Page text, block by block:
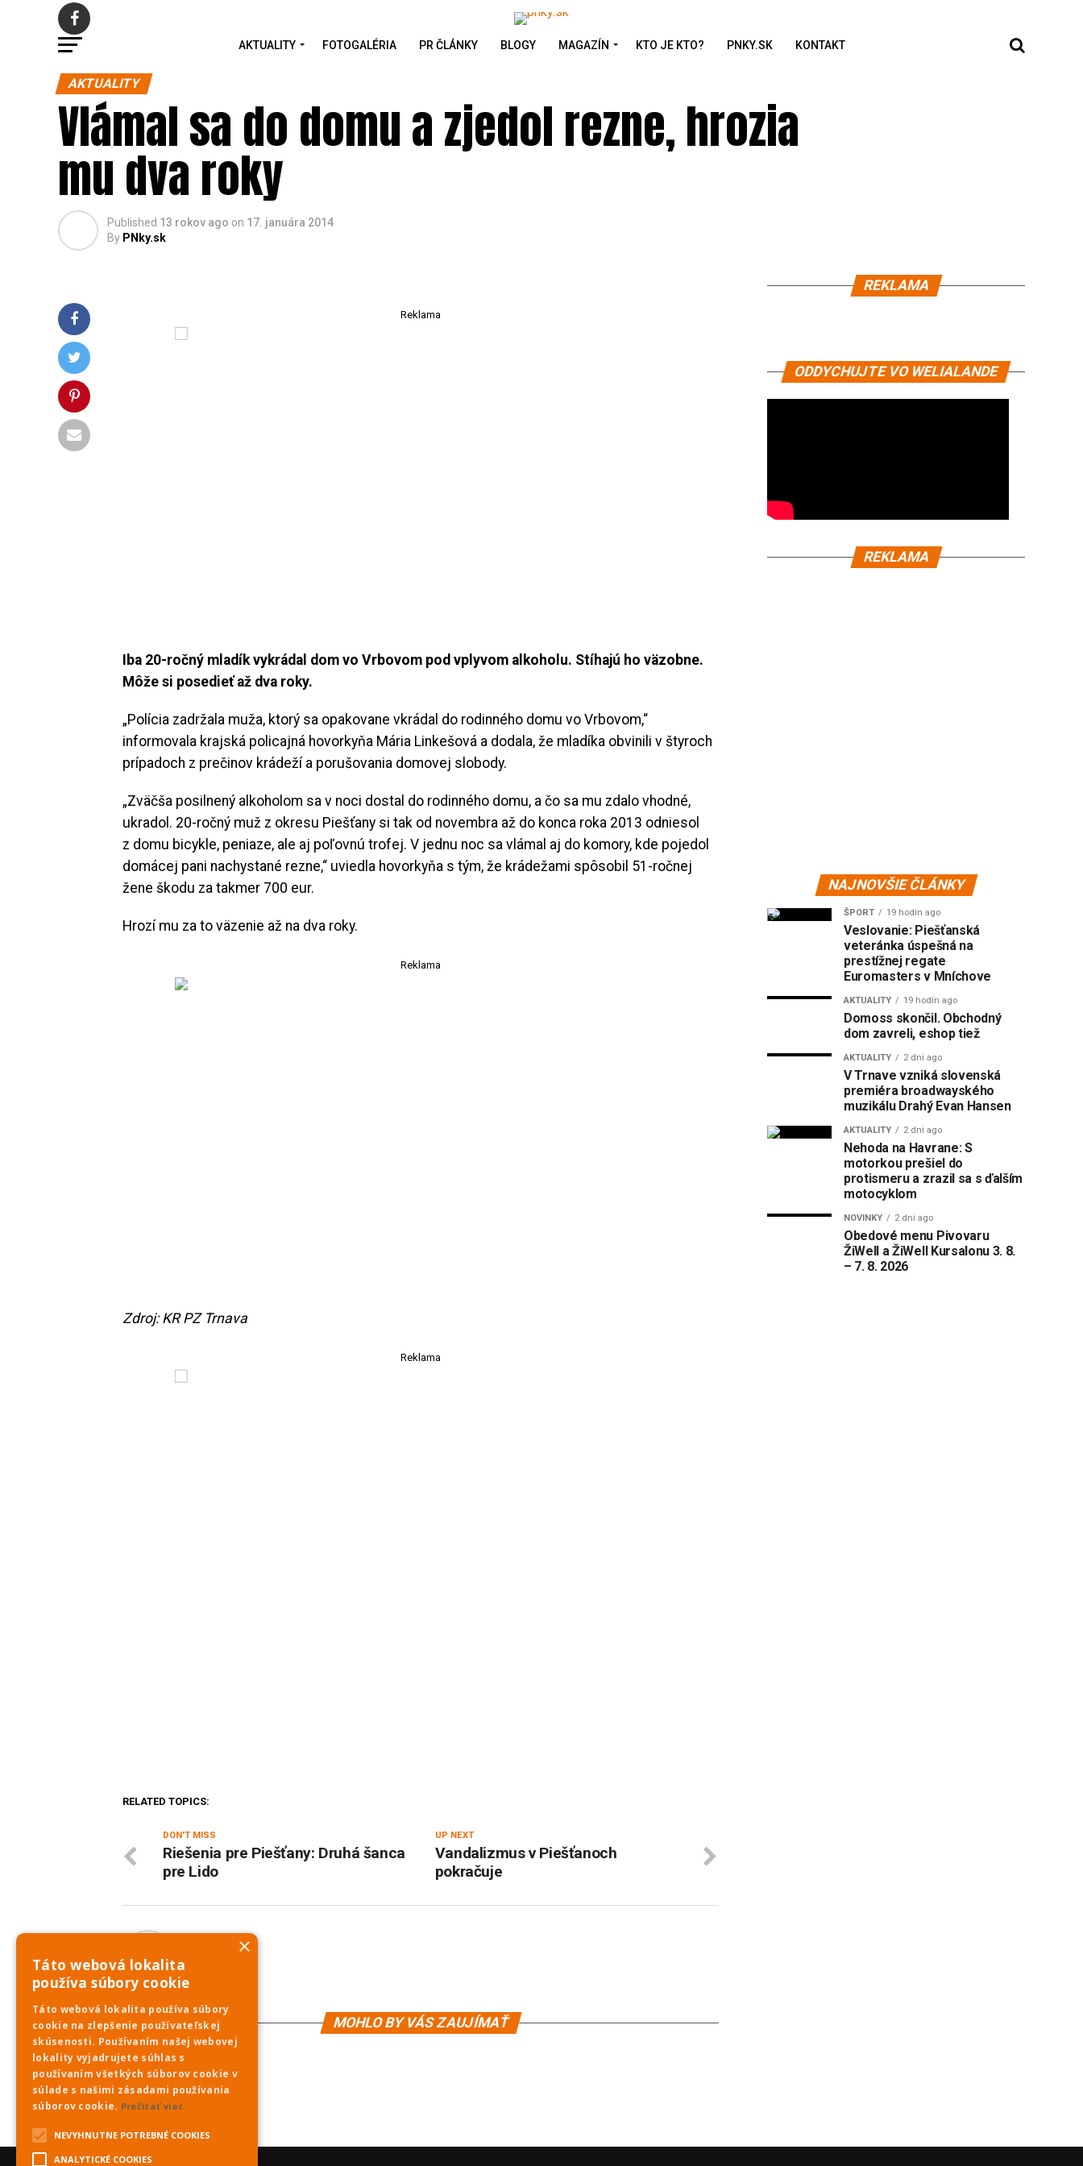
AKTUALITY FOTOGALÉRIA PR ČLÁNKY BLOGY MAGAZÍN KTO JE KTO? PNKY.SK KONTAKT
AKTUALITY
Vlámal sa do domu a zjedol rezne, hrozia
mu dva roky
Published 13 rokov ago on 17. januára 2014
By PNky.sk
Reklama
Iba 20-ročný mladík vykrádal dom vo Vrbovom pod vplyvom alkoholu. Stíhajú ho väzobne.
Môže si posedieť až dva roky.
„Polícia zadržala muža, ktorý sa opakovane vkrádal do rodinného domu vo Vrbovom,“
informovala krajská policajná hovorkyňa Mária Linkešová a dodala, že mladíka obvinili v štyroch
prípadoch z prečinov krádeží a porušovania domovej slobody.
„Zväčša posilnený alkoholom sa v noci dostal do rodinného domu, a čo sa mu zdalo vhodné,
ukradol. 20-ročný muž z okresu Piešťany si tak od novembra až do konca roka 2013 odniesol
z domu bicykle, peniaze, ale aj poľovnú trofej. V jednu noc sa vlámal aj do komory, kde pojedol
domácej pani nachystané rezne,“ uviedla hovorkyňa s tým, že krádežami spôsobil 51-ročnej
žene škodu za takmer 700 eur.
Hrozí mu za to väzenie až na dva roky.
Reklama
Zdroj: KR PZ Trnava
Reklama
RELATED TOPICS:
UP NEXT
Vandalizmus v Piešťanoch
pokračuje
DON'T MISS
Riešenia pre Piešťany: Druhá šanca
pre Lido
MOHLO BY VÁS ZAUJÍMAŤ
REKLAMA
ODDYCHUJTE VO WELIALANDE
REKLAMA
NAJNOVŠIE ČLÁNKY
ŠPORT 19 hodín ago
Veslovanie: Piešťanská
veteránka úspešná na
prestížnej regate
Euromasters v Mníchove
AKTUALITY 19 hodín ago
Domoss skončil. Obchodný
dom zavreli, eshop tiež
AKTUALITY 2 dni ago
V Trnave vzniká slovenská
premiéra broadwayského
muzikálu Drahý Evan Hansen
AKTUALITY 2 dni ago
Nehoda na Havrane: S
motorkou prešiel do
protismeru a zrazil sa s ďalším
motocyklom
NOVINKY 2 dni ago
Obedové menu Pivovaru
ŽiWell a ŽiWell Kursalonu 3. 8.
– 7. 8. 2026
×
Táto webová lokalita
používa súbory cookie
Táto webová lokalita používa súbory
cookie na zlepšenie používateľskej
skúsenosti. Používaním našej webovej
lokality vyjadrujete súhlas s
používaním všetkých súborov cookie v
súlade s našimi zásadami používania
súborov cookie. Prečítať viac
NEVYHNUTNE POTREBNÉ COOKIES
ANALYTICKÉ COOKIES